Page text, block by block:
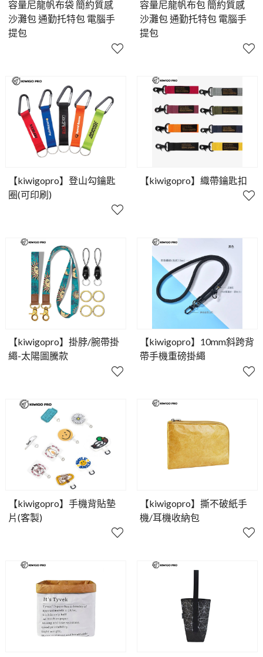
容量尼龍帆布袋 簡約質感
沙灘包 通勤托特包 電腦手
提包
容量尼龍帆布包 簡約質感
沙灘包 通勤托特包 電腦手
提包
【kiwigopro】登山勾鑰匙
圈(可印刷)
【kiwigopro】織帶鑰匙扣
【kiwigopro】掛脖/腕帶掛
繩-太陽圖騰款
【kiwigopro】10mm斜跨背
帶手機重磅掛繩
【kiwigopro】手機背貼墊
片(客製)
【kiwigopro】撕不破紙手
機/耳機收納包